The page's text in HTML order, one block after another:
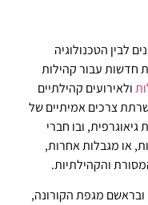
לבין הטכנולוגיה
הזדמנויות חדשות עבור קהילות
ולאירועים קהילתיים
צרכים אמיתיים של
ובו חברי
או מגבלות אחרות,
והקהילתיות.
ובראשם מגפת הקורונה,